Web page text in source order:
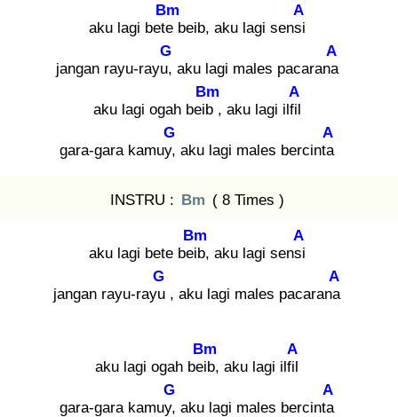
aku lagi bete
Bm
beib, aku lagi sensi
A
jangan rayu-rayu,
G
aku lagi males pacarana
A
aku lagi ogah beib
Bm
, aku lagi ilfil
A
gara-gara kamuy,
G
aku lagi males bercinta
A
INSTRU : Bm ( 8 Times )
aku lagi bete beib
Bm
, aku lagi sensi
A
jangan rayu-rayu
G
, aku lagi males pacarana
A
aku lagi ogah beib
Bm
, aku lagi ilfil
A
gara-gara kamuy,
G
aku lagi males bercinta
A